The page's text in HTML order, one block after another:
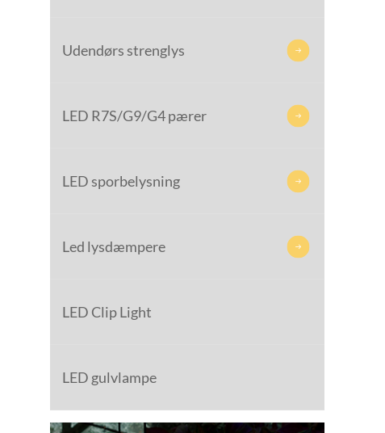
Udendørs strenglys 
LED R7S/G9/G4 pærer 
LED sporbelysning 
Led lysdæmpere 
LED Clip Light
LED gulvlampe